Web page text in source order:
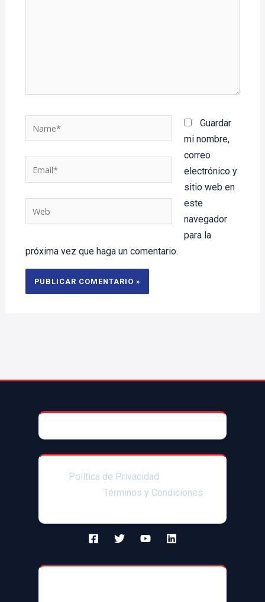
Guardar
mi nombre,
correo
electrónico y
sitio web en
este
navegador
para la
próxima vez que haga un comentario.
Política de Privacidad
Términos y Condiciones